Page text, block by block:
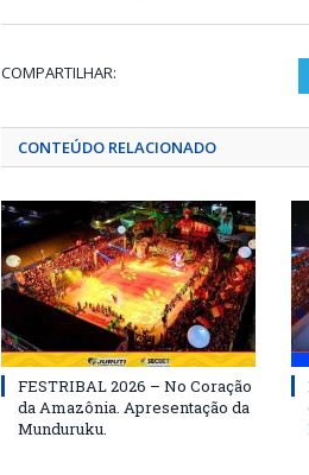
COMPARTILHAR:
CONTEÚDO RELACIONADO
FESTRIBAL 2026 – No Coração
da Amazônia. Apresentação da
Munduruku.